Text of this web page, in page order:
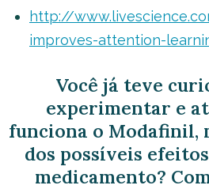
http://
improves-attention-
Você já teve
experimentar e
funciona o Modafinil,
dos possíveis
medicamento?